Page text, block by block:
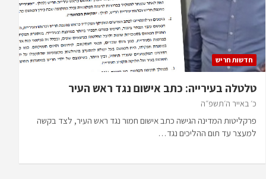
חדשות חריש
טלטלה בעירייה: כתב אישום נגד ראש העיר
כ׳ באייר ה׳תשפ״ה
פרקליטות המדינה הגישה כתב אישום חמור נגד ראש העיר, לצד בקשה
למעצר עד תום ההליכים נגד…